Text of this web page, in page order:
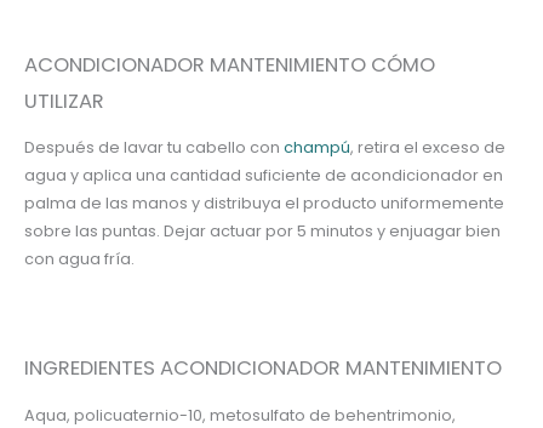
ACONDICIONADOR MANTENIMIENTO CÓMO
UTILIZAR
Después de lavar tu cabello con champú, retira el exceso de
agua y aplica una cantidad suficiente de acondicionador en
palma de las manos y distribuya el producto uniformemente
sobre las puntas. Dejar actuar por 5 minutos y enjuagar bien
con agua fría.
INGREDIENTES ACONDICIONADOR MANTENIMIENTO
Aqua, policuaternio-10, metosulfato de behentrimonio,